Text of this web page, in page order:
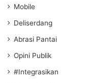
Mobile
Deliserdang
Abrasi Pantai
Opini Publik
#Integrasikan